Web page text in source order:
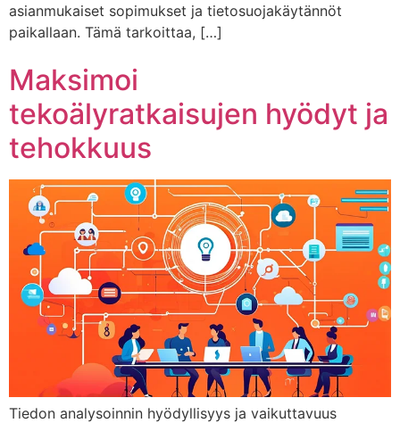
asianmukaiset sopimukset ja tietosuojakäytännöt
paikallaan. Tämä tarkoittaa, […]
Maksimoi
tekoälyratkaisujen hyödyt ja
tehokkuus
Tiedon analysoinnin hyödyllisyys ja vaikuttavuus